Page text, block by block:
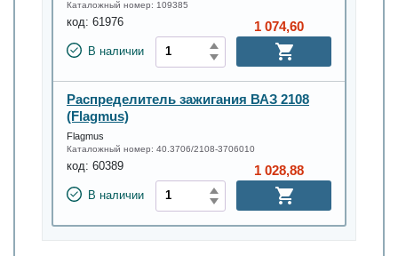
Каталожный номер: 109385
код: 61976
В наличии
1 074,60
Распределитель зажигания ВАЗ 2108
(Flagmus)
Flagmus
Каталожный номер: 40.3706/2108-3706010
код: 60389
В наличии
1 028,88